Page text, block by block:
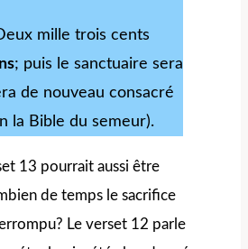
mille trois cents
; puis le sanctuaire sera
de nouveau consacré
la Bible du semeur).
13 pourrait aussi être
de temps le sacrifice
Le verset 12 parle